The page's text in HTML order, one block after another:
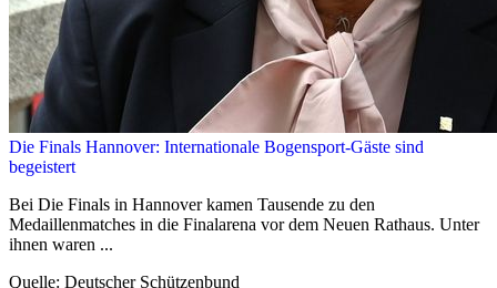
Die Finals Hannover: Internationale Bogensport-Gäste sind
begeistert
Bei Die Finals in Hannover kamen Tausende zu den
Medaillenmatches in die Finalarena vor dem Neuen Rathaus. Unter
ihnen waren ...
Quelle: Deutscher Schützenbund